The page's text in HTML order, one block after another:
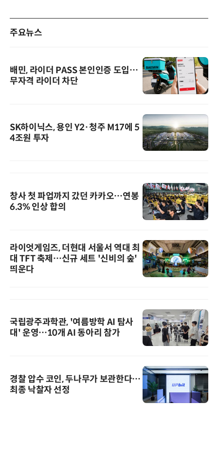
주요뉴스
배민, 라이더 PASS 본인인증 도입…
무자격 라이더 차단
SK하이닉스, 용인 Y2·청주 M17에 5
4조원 투자
창사 첫 파업까지 갔던 카카오…연봉
6.3% 인상 합의
라이엇게임즈, 더현대 서울서 역대 최
대 TFT 축제…신규 세트 '신비의 숲'
띄운다
국립광주과학관, '여름방학 AI 탐사
대' 운영…10개 AI 동아리 참가
경찰 압수 코인, 두나무가 보관한다…
최종 낙찰자 선정